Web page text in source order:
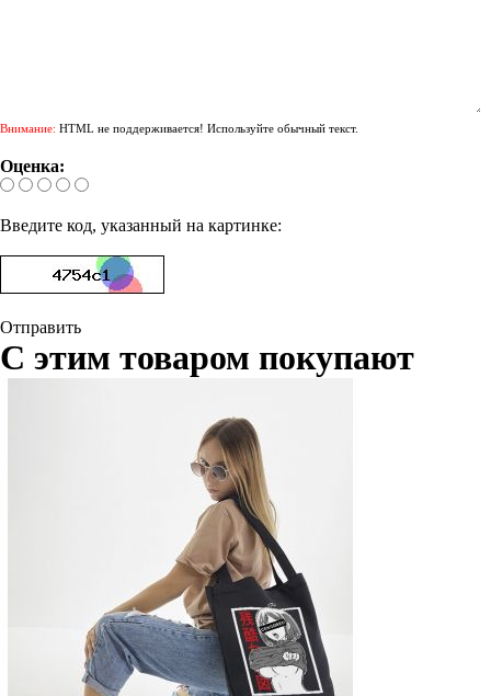
Внимание: HTML не поддерживается! Используйте обычный текст.
Оценка:
Введите код, указанный на картинке:
Отправить
С этим товаром покупают